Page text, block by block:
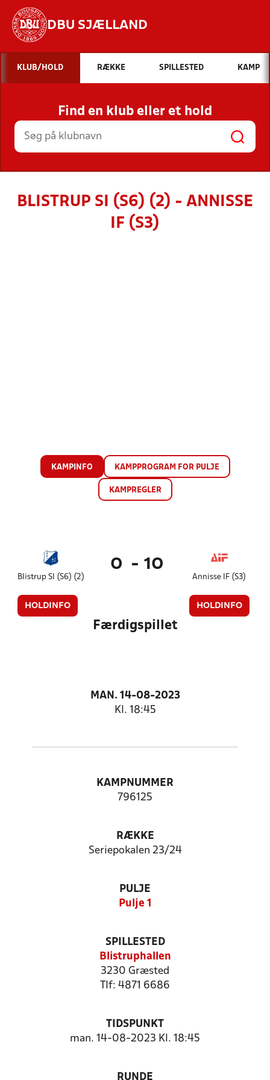
DBU SJÆLLAND
Hvad vil du søge efter?
INDHOLD OG NYHEDER
STILLINGER, RESULTATER, KLUBBER OG
HOLD
KLUB/HOLD RÆKKE SPILLESTED KAMP
Find en klub eller et hold
BLISTRUP SI (S6) (2) - ANNISSE
IF (S3)
KAMPINFO KAMPPROGRAM FOR PULJE
KAMPREGLER
Blistrup SI (S6) (2)
HOLDINFO
0 - 10
Annisse IF (S3)
HOLDINFO
Færdigspillet
MAN. 14-08-2023
Kl. 18:45
KAMPNUMMER
796125
RÆKKE
Seriepokalen 23/24
PULJE
Pulje 1
SPILLESTED
Blistruphallen
3230 Græsted
Tlf: 4871 6686
TIDSPUNKT
man. 14-08-2023 Kl. 18:45
RUNDE